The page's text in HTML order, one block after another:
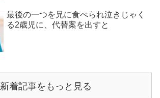
最後の一つを兄に食べられ泣きじゃく
る2歳児に、代替案を出すと
新着記事をもっと見る